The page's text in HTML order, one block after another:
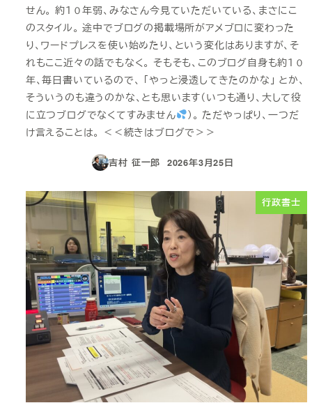
せん。 約１０年弱、みなさん今見ていただいている、まさにこ
のスタイル。 途中でブログの掲載場所がアメブロに変わった
り、ワードプレスを使い始めたり、という変化はありますが、そ
れもここ近々の話でもなく。 そもそも、このブログ自身も約１０
年、毎日書いているので、 「やっと浸透してきたのかな」 とか、
そういうのも違うのかな、とも思います（いつも通り、大して役
に立つブログでなくてすみません
）。 ただやっぱり、一つだ
け言えることは。 ＜＜続きはブログで＞＞
吉村 征一郎
投稿日
2026年3月25日
行政書士